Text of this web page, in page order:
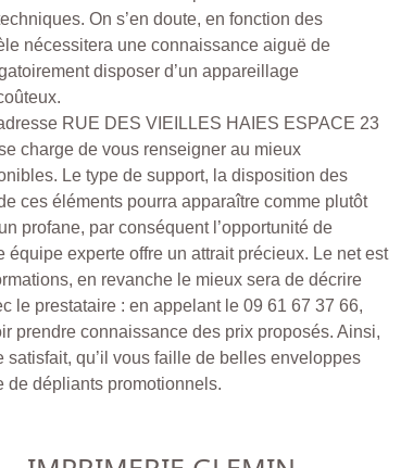
On s’en doute, en fonction des
nécessitera une connaissance aiguë de
disposer d’un appareillage
RUE DES VIEILLES HAIES ESPACE 23
charge de vous renseigner au mieux
Le type de support, la disposition des
ces éléments pourra apparaître comme plutôt
profane, par conséquent l’opportunité de
équipe experte offre un attrait précieux. Le net est
en revanche le mieux sera de décrire
le prestataire : en appelant le 09 61 67 37 66,
prendre connaissance des prix proposés. Ainsi,
satisfait, qu’il vous faille de belles enveloppes
de dépliants promotionnels.